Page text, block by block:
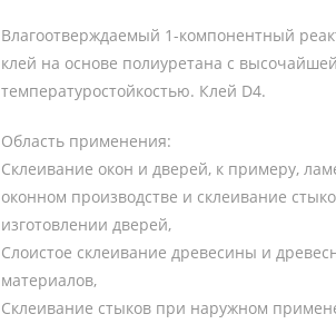
Влагоотверждаемый 1-компонентный
клей на основе полиуретана с
температуростойкостью. Клей D4.
Область применения:
Склеивание окон и дверей, к примеру,
оконном производстве и склеивание
изготовлении дверей,
Слоистое склеивание древесины и
материалов,
Склеивание стыков при наружном